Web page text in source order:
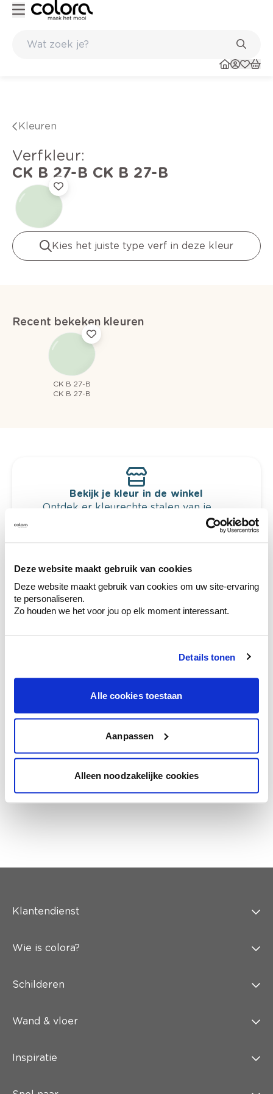
Deze website maakt gebruik van cookies
Deze website maakt gebruik van cookies om uw site-ervaring
te personaliseren.
Zo houden we het voor jou op elk moment interessant.
Details tonen
Alle cookies toestaan
Aanpassen
Alleen noodzakelijke cookies
Kleuren
verfkleur:
CK B 27-B CK B 27-B
Kies het juiste type verf in deze kleur
Recent bekeken kleuren
CK B 27-B
CK B 27-B
Bekijk je kleur in de winkel
Ontdek er kleurechte stalen van je
Krijg persoonlijk advies om kleuren te
combineren.
Kleuradvies aan huis
en je meubels.
Krijg ineens een technologische check-up
van je muren.
Klantendienst
Wie is colora?
Schilderen
Wand & vloer
Inspiratie